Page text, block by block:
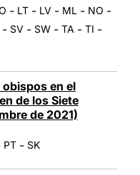
- LT - LV - ML - NO -
- SV - SW - TA - TI -
en el
de los Siete
de 2021)
PT - SK